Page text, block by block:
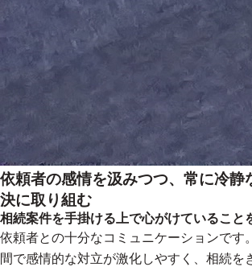
依頼者の感情を汲みつつ、常に冷静
決に取り組む
相続案件を手掛ける上で心がけていること
依頼者との十分なコミュニケーションです
間で感情的な対立が激化しやすく、相続を